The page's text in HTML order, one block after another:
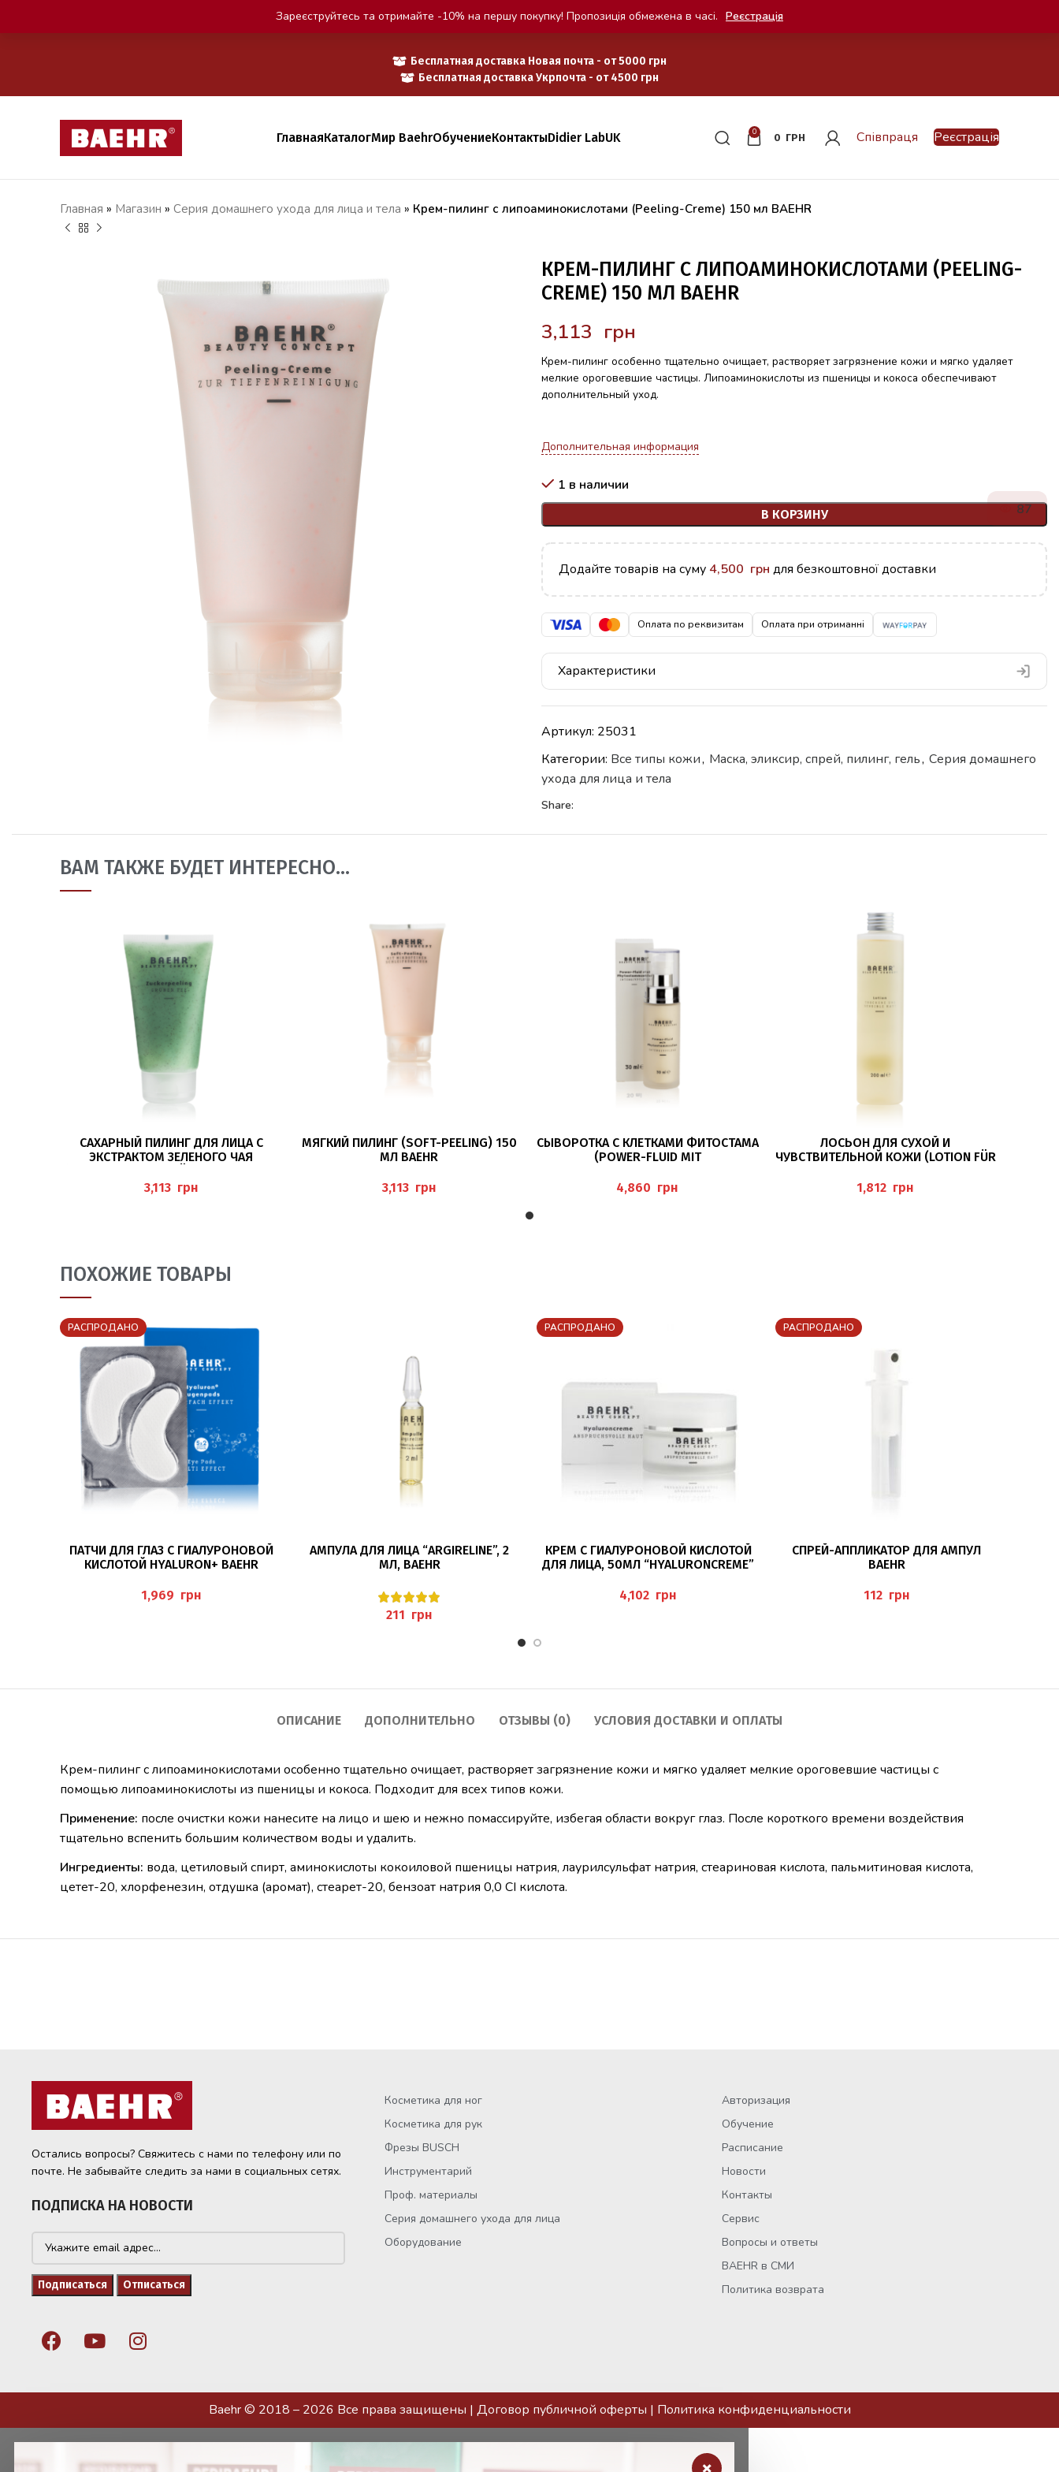
Бесплатная доставка Новая почта - от 5000 грн
Бесплатная доставка Укрпочта - от 4500 грн
ГлавнаяКаталогМир BaehrОбучениеКонтактыDidier LabUK 0
0 ГРН Співпраця Реєстрація
Главная » Магазин » Серия домашнего ухода для лица и тела » Крем-пилинг с липоаминокислотами (Peeling-Creme) 150 мл BAEHR
КРЕМ-ПИЛИНГ С ЛИПОАМИНОКИСЛОТАМИ (PEELING-
CREME) 150 МЛ BAEHR
грн
Крем-пилинг особенно тщательно очищает, растворяет загрязнение кожи и мягко удаляет
мелкие ороговевшие частицы. Липоаминокислоты из пшеницы и кокоса обеспечивают
дополнительный уход.
Дополнительная информация
1 в наличии
В КОРЗИНУ 87
Додайте товарів на суму 4,500 грн для безкоштовної доставки
Оплата по реквизитам Оплата при отриманні
Характеристики
Артикул: 25031
Категории: Все типы кожи, Маска, эликсир, спрей, пилинг, гель, Серия домашнего
ухода для лица и тела
Share:
ВАМ ТАКЖЕ БУДЕТ ИНТЕРЕСНО…
В КОРЗИНУ
САХАРНЫЙ ПИЛИНГ ДЛЯ ЛИЦА С
ЭКСТРАКТОМ ЗЕЛЕНОГО ЧАЯ
BAEHR
грн
В КОРЗИНУ
МЯГКИЙ ПИЛИНГ (SOFT-PEELING) 150
МЛ BAEHR
грн
В КОРЗИНУ
СЫВОРОТКА С КЛЕТКАМИ ФИТОСТАМА
(POWER-FLUID MIT
грн
В КОРЗИНУ
ЛОСЬОН ДЛЯ СУХОЙ И
ЧУВСТВИТЕЛЬНОЙ КОЖИ (LOTION FÜR
200МЛ BAEHR
грн
ПОХОЖИЕ ТОВАРЫ
РАСПРОДАНО
ПОДРОБНЕЕ
ПАТЧИ ДЛЯ ГЛАЗ С ГИАЛУРОНОВОЙ
КИСЛОТОЙ HYALURON+ BAEHR
грн
В КОРЗИНУ
АМПУЛА ДЛЯ ЛИЦА “ARGIRELINE”, 2
МЛ, BAEHR
грн
РАСПРОДАНО
ПОДРОБНЕЕ
КРЕМ С ГИАЛУРОНОВОЙ КИСЛОТОЙ
ДЛЯ ЛИЦА, 50МЛ “HYALURONCREME”
грн
РАСПРОДАНО
ПОДРОБНЕЕ
СПРЕЙ-АППЛИКАТОР ДЛЯ АМПУЛ
BAEHR
грн
ОПИСАНИЕ ДОПОЛНИТЕЛЬНО ОТЗЫВЫ (0) УСЛОВИЯ ДОСТАВКИ И ОПЛАТЫ
Крем-пилинг с липоаминокислотами особенно тщательно очищает, растворяет загрязнение кожи и мягко удаляет мелкие ороговевшие частицы с
помощью липоаминокислоты из пшеницы и кокоса. Подходит для всех типов кожи.
Применение: после очистки кожи нанесите на лицо и шею и нежно помассируйте, избегая области вокруг глаз. После короткого времени воздействия
тщательно вспенить большим количеством воды и удалить.
Ингредиенты: вода, цетиловый спирт, аминокислоты кокоиловой пшеницы натрия, лаурилсульфат натрия, стеариновая кислота, пальмитиновая кислота,
цетет-20, хлорфенезин, отдушка (аромат), стеарет-20, бензоат натрия 0,0 CI кислота.
Остались вопросы? Свяжитесь с нами по телефону или по
почте. Не забывайте следить за нами в социальных сетях.
ПОДПИСКА НА НОВОСТИ
Косметика для ног
Косметика для рук
Фрезы BUSCH
Инструментарий
Проф. материалы
Серия домашнего ухода для лица
Оборудование
Авторизация
Обучение
Расписание
Новости
Контакты
Сервис
Вопросы и ответы
BAEHR в СМИ
Политика возврата
Baehr © 2018 – 2026 Все права защищены | Договор публичной оферты | Политика конфиденциальности
Зареєструйтесь та отримайте -10% на першу покупку! Пропозиція обмежена в часі. Реєстрація